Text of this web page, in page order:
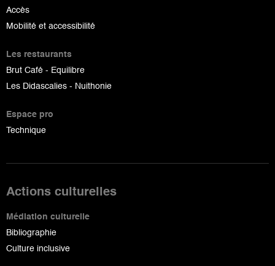
Accès
Mobilité et accessibilité
Les restaurants
Brut Café - Equilibre
Les Didascalies - Nuithonie
Espace pro
Technique
Actions culturelles
Médiation culturelle
Bibliographie
Culture inclusive